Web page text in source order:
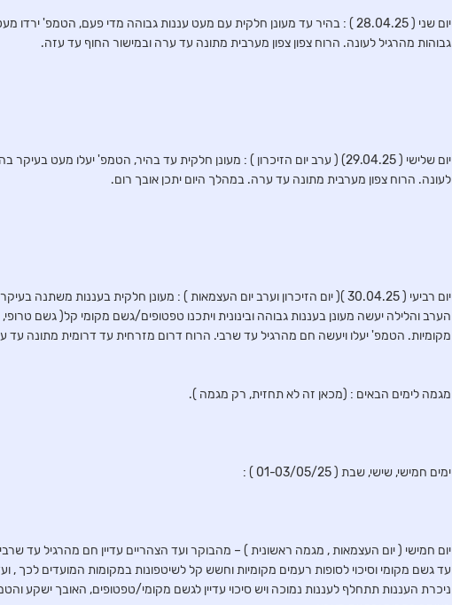
יום שני ( 28.04.25 ) : בהיר עד מעונן חלקית עם מעט עננות גבוהה מדי פעם, הטמפ'
גבוהות מהרגיל לעונה. הרוח צפון צפון מערבית מתונה עד ערה ובמישור החוף עד עזה.
יום שלישי ( 29.04.25) ( ערב יום הזיכרון ) : מעונן חלקית עד בהיר, הטמפ' יעלו מעט
לעונה. הרוח צפון מערבית מתונה עד ערה. במהלך היום יתכן אובך רום.
יום רביעי ( 30.04.25 )( יום הזיכרון וערב יום העצמאות ) : מעונן חלקית בעננות
הערב והלילה יעשה מעונן בעננות גבוהה ובינונית ויתכנו טפטופים/גשם מקומי קל( גשם
מקומיות. הטמפ' יעלו ויעשה חם מהרגיל עד שרבי. הרוח דרום מזרחית עד דרומית מתונה עד
מגמה לימים הבאים : (מכאן זה לא תחזית, רק מגמה ).
ימים חמישי, שישי, שבת ( 01-03/05/25 ) :
יום חמישי ( יום העצמאות , מגמה ראשונית ) – מהבוקר ועד הצהריים עדיין חם מהרגיל עד
עד גשם מקומי וסיכוי לסופות רעמים מקומיות וחשש קל לשיטפונות במקומות המועדים לכך ,
ניכרת העננות תתחלף לעננות נמוכה ויש סיכוי עדיין לגשם מקומי/טפטופים, האובך ישקע